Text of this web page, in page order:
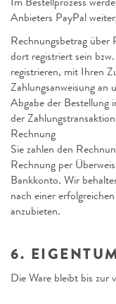
Anbieters PayPal
Rechnungsbetrag über
dort registriert sein
registrieren, mit Ihren
Zahlungsanweisung an
Abgabe der Bestellung
der
Rechnung
Sie zahlen den
Rechnung per
Bankkonto. Wir
nach einer
anzubieten.
6.
Die Ware bleibt bis zur